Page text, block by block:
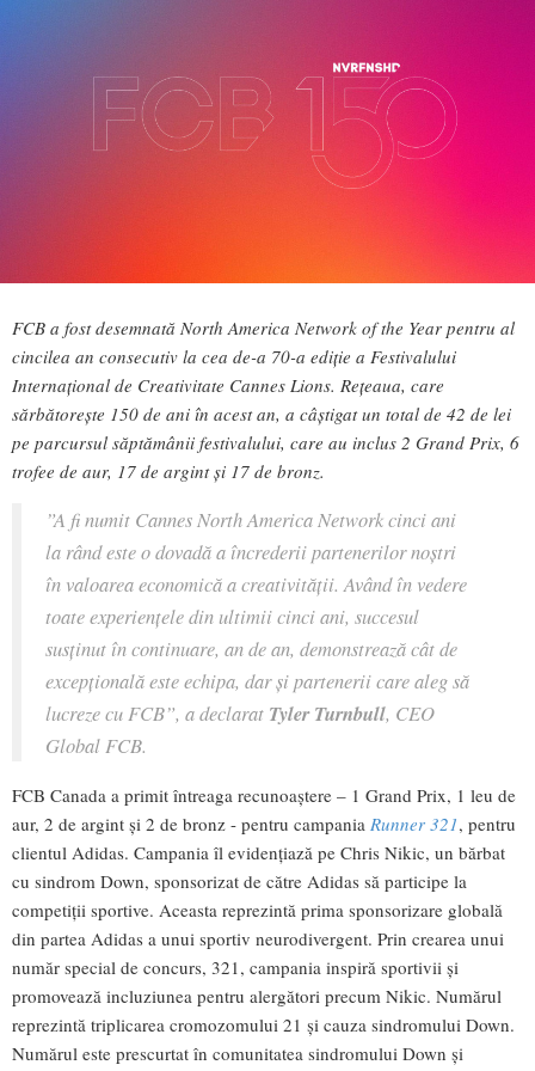
FCB a fost desemnată North America Network of the Year pentru al
cincilea an consecutiv la cea de-a 70-a ediție a Festivalului
Internațional de Creativitate Cannes Lions. Rețeaua, care
sărbătorește 150 de ani în acest an, a câștigat un total de 42 de lei
pe parcursul săptămânii festivalului, care au inclus 2 Grand Prix, 6
trofee de aur, 17 de argint și 17 de bronz.
”A fi numit Cannes North America Network cinci ani
la rând este o dovadă a încrederii partenerilor noștri
în valoarea economică a creativității. Având în vedere
toate experiențele din ultimii cinci ani, succesul
susținut în continuare, an de an, demonstrează cât de
excepțională este echipa, dar și partenerii care aleg să
lucreze cu FCB”, a declarat Tyler Turnbull, CEO
Global FCB.
FCB Canada a primit întreaga recunoaștere – 1 Grand Prix, 1 leu de
aur, 2 de argint și 2 de bronz - pentru campania Runner 321, pentru
clientul Adidas. Campania îl evidențiază pe Chris Nikic, un bărbat
cu sindrom Down, sponsorizat de către Adidas să participe la
competiții sportive. Aceasta reprezintă prima sponsorizare globală
din partea Adidas a unui sportiv neurodivergent. Prin crearea unui
număr special de concurs, 321, campania inspiră sportivii și
promovează incluziunea pentru alergători precum Nikic. Numărul
reprezintă triplicarea cromozomului 21 și cauza sindromului Down.
Numărul este prescurtat în comunitatea sindromului Down și